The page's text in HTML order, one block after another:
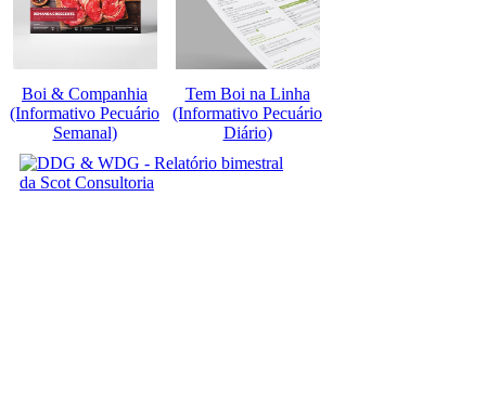
Boi & Companhia
(Informativo Pecuário
Semanal)
Tem Boi na Linha
(Informativo Pecuário
Diário)